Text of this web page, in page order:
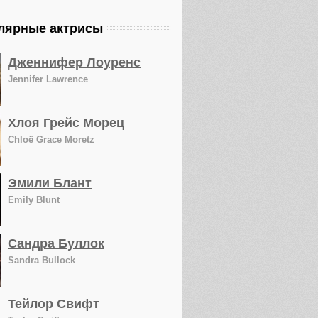
актрисы
Дженнифер Лоуренс
Jennifer Lawrence
Хлоя Грейс Морец
Chloë Grace Moretz
Эмили Блант
Emily Blunt
Сандра Буллок
Sandra Bullock
Тейлор Свифт